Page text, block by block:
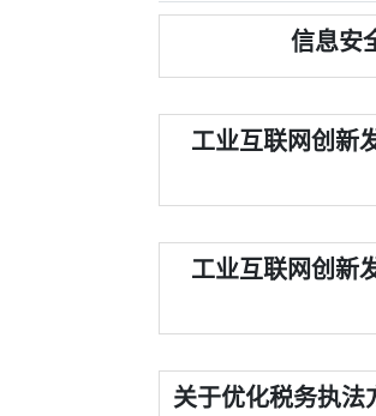
信息安
工业互联网创新
工业互联网创新
关于优化税务执法